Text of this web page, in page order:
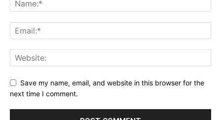
Save my name, email, and website in this browser for the
next time I comment.